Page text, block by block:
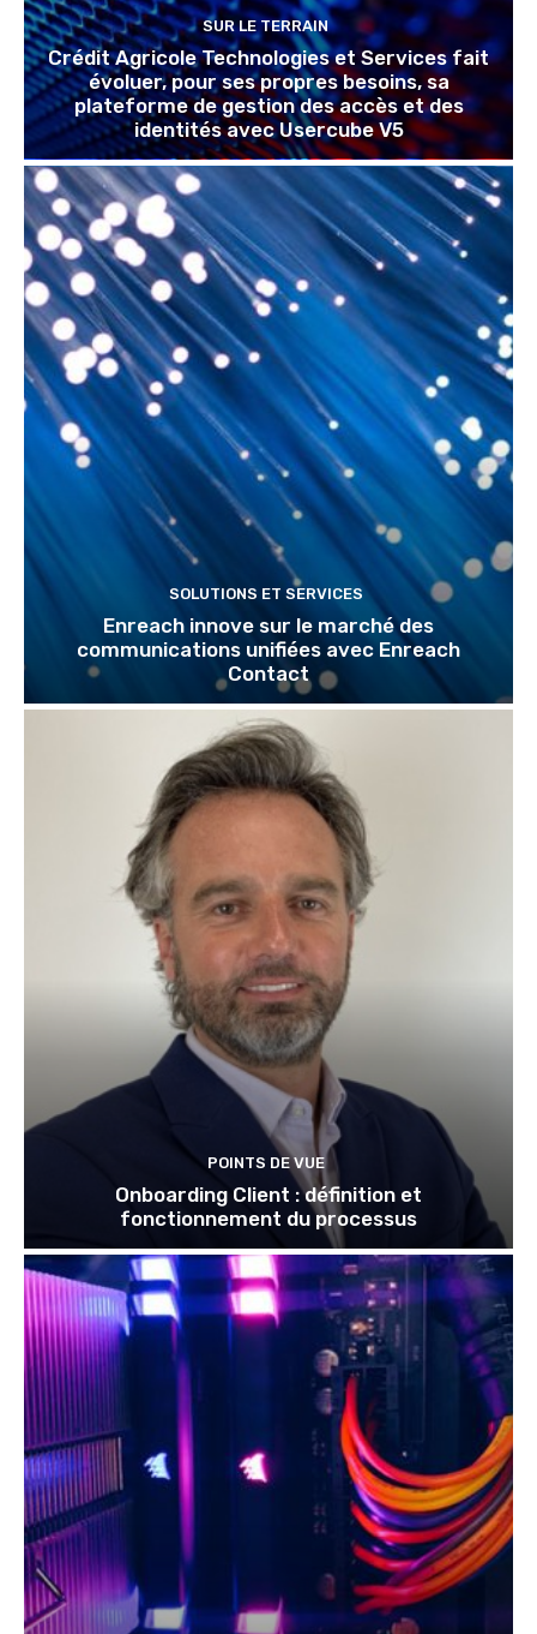
SUR LE TERRAIN
Crédit Agricole Technologies et Services fait
évoluer, pour ses propres besoins, sa
plateforme de gestion des accès et des
identités avec Usercube V5
SOLUTIONS ET SERVICES
Enreach innove sur le marché des
communications unifiées avec Enreach
Contact
POINTS DE VUE
Onboarding Client : définition et
fonctionnement du processus